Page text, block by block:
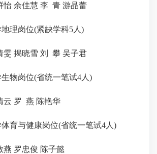
余佳慧 李 青 游晶蕾
岗位(紧缺学科5人)
揭晓雪 刘 攀 吴子君
岗位(省统一笔试4人)
罗 燕 陈艳华
与健康岗位(省统一笔试4人)
罗忠俊 陈子懿